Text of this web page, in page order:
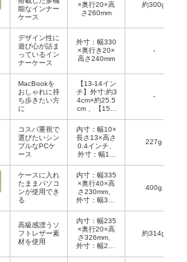
能なインナー
ケース
×奥行20×高
さ260mm
約300g
デザイン性に
遊び心が詰ま
っているイン
ナーケース
外寸：幅330
×奥行き20×
高さ240mm
-
MacBookを
おしゃれに持
ち歩きたい方
に
【13-14イン
チ】外寸:約3
4cm×約25.5
cm 、【15-1
寸:約38cm×
約27
-
コスパ重視で
選びたいシン
プルなPCケ
ース
内寸：幅10×
長さ13×高さ
0.4インチ、
外寸：幅10.
高さ0.8イン
チ
227g
ケースに入れ
たままパソコ
ンが使用でき
る
内寸：幅335
×奥行40×高
さ230mm、
外寸：幅355
さ255mm
400g
高級感漂うソ
フトレザー素
材を使用
内寸：幅235
×奥行20×高
さ326mm、
外寸：幅270
約314g